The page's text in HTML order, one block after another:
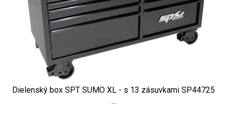
Dielenský box SPT SUMO XL - s 13 zásuvkami SP44725
...